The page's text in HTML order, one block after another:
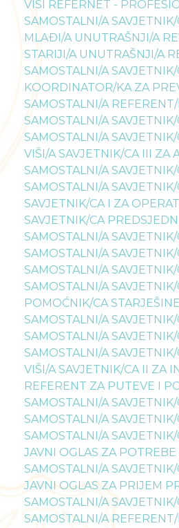
VIŠI REFERNET -
SAMOSTALNI/A
MLAĐI/A UNUTRAŠNJI/A
STARIJI/A UNUTRAŠNJI/A
SAMOSTALNI/A
KOORDINATOR/KA ZA
SAMOSTALNI/A
SAMOSTALNI/A
SAMOSTALNI/A
VIŠI/A SAVJETNIK/CA III ZA
SAMOSTALNI/A
SAMOSTALNI/A
SAVJETNIK/CA I ZA
SAVJETNIK/CA
SAMOSTALNI/A
SAMOSTALNI/A
SAMOSTALNI/A
SAMOSTALNI/A
POMOĆNIK/CA
SAMOSTALNI/A
SAMOSTALNI/A
SAMOSTALNI/A
VIŠI/A SAVJETNIK/CA II ZA
REFERENT ZA PUTEVE I
SAMOSTALNI/A
SAMOSTALNI/A
SAMOSTALNI/A
JAVNI OGLAS ZA
SAMOSTALNI/A
JAVNI OGLAS ZA PRIJEM
SAMOSTALNI/A
SAMOSTALNI/A